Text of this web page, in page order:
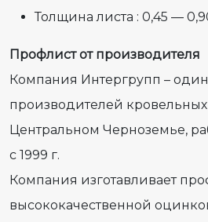
Толщина листа : 0,45 —
Профлист от производителя
Компания Интергрупп –
производителей
Центральном Черноземье,
с 1999 г.
Компания изготавливает
высококачественной